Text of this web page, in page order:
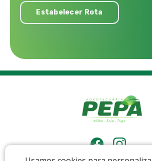
Estabelecer Rota